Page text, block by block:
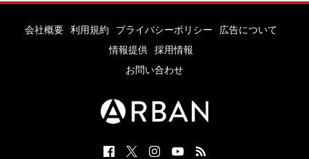
会社概要 利用規約 プライバシーポリシー
広告について
情報提供
採用情報
お問い合わせ